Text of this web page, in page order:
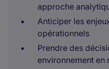
approche
Anticiper les
opérationnels
Prendre des
environnement en